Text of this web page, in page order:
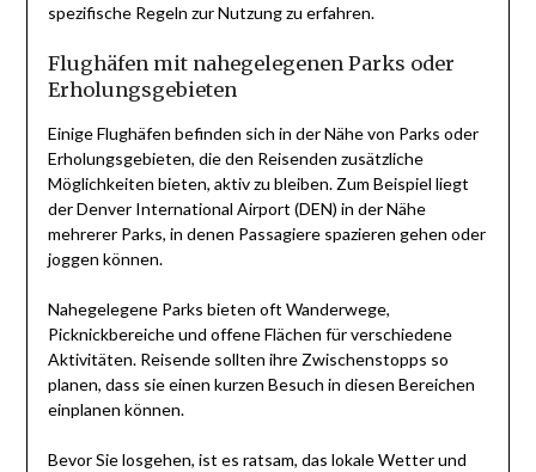
spezifische Regeln zur Nutzung zu erfahren.
Flughäfen mit nahegelegenen Parks oder
Erholungsgebieten
Einige Flughäfen befinden sich in der Nähe von Parks oder
Erholungsgebieten, die den Reisenden zusätzliche
Möglichkeiten bieten, aktiv zu bleiben. Zum Beispiel liegt
der Denver International Airport (DEN) in der Nähe
mehrerer Parks, in denen Passagiere spazieren gehen oder
joggen können.
Nahegelegene Parks bieten oft Wanderwege,
Picknickbereiche und offene Flächen für verschiedene
Aktivitäten. Reisende sollten ihre Zwischenstopps so
planen, dass sie einen kurzen Besuch in diesen Bereichen
einplanen können.
Bevor Sie losgehen, ist es ratsam, das lokale Wetter und